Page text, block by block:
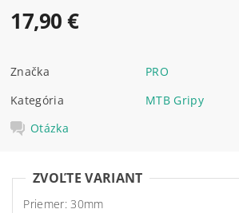
17,90 €
Značka
PRO
Kategória
MTB Gripy
Otázka
ZVOĽTE VARIANT
Priemer: 30mm